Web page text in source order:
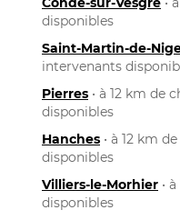
disponibles
Saint-Martin-de-
intervenants
Pierres • à 12 km de
disponibles
Hanches • à 12 km
disponibles
Villiers-le-Morhier •
disponibles